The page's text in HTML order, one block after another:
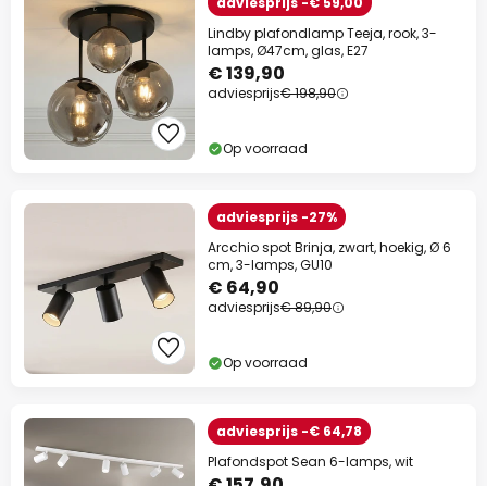
Lindby plafondlamp Teeja, rook, 3-
lamps, Ø47cm, glas, E27
€ 139,90
adviesprijs€ 198,90
Op voorraad
adviesprijs -27%
Arcchio spot Brinja, zwart, hoekig, Ø 6
cm, 3-lamps, GU10
€ 64,90
adviesprijs€ 89,90
Op voorraad
adviesprijs -€ 64,78
Plafondspot Sean 6-lamps, wit